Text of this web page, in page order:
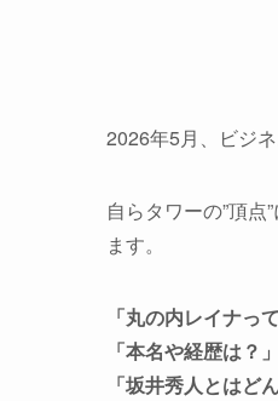
2026年5月、ビジ
自らタワーの”頂
ます。
「丸の内レイナっ
「本名や経歴は？」
「坂井秀人とはど